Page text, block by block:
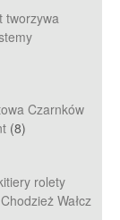
tworzywa
Czarnków
(8)
rolety
Wałcz